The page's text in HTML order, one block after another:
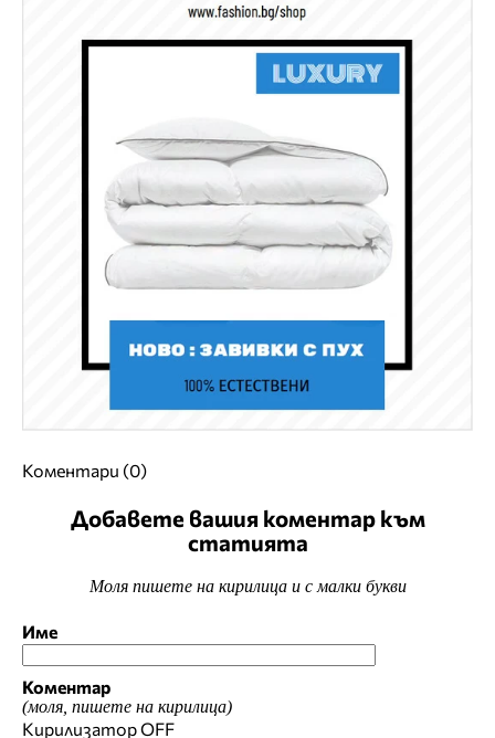
Коментари (0)
Добавете вашия коментар към
статията
Моля пишете на кирилица и с малки букви
Име
Коментар
(моля, пишете на кирилица)
КирилизаторOFF